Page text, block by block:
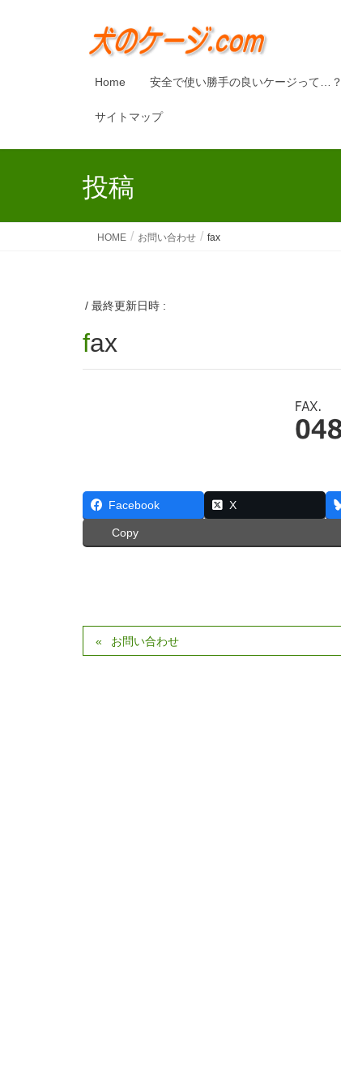
Home 安全で使い勝手の良いケージって…？
サイトマップ
投稿
HOME お問い合わせ fax
/ 最終更新日時 :
fax
Facebook X
Copy
お問い合わせ